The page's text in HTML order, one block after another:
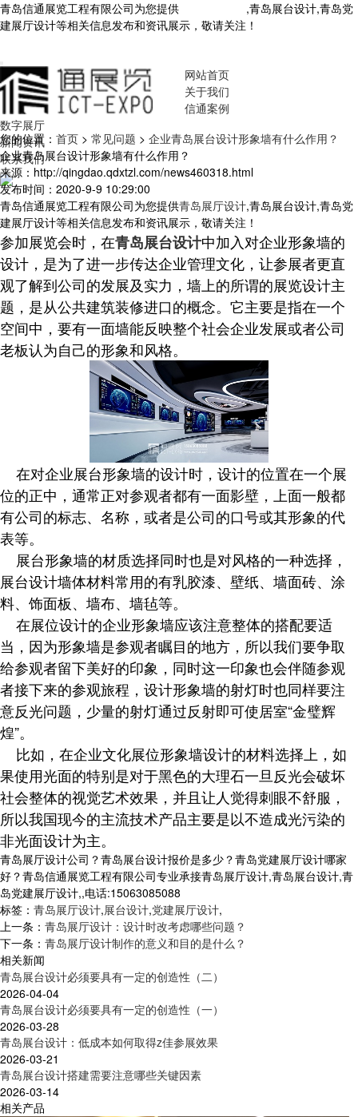
青岛信通展览工程有限公司为您提供
,青岛展台设计,青岛党
建展厅设计等相关信息发布和资讯展示，敬请关注！
网站首页
关于我们
信通案例
数字展厅
新闻资讯
联系我们
您的位置： 首页 > 常见问题 > 企业青岛展台设计形象墙有什么作用？
企业青岛展台设计形象墙有什么作用？
来源：http://qingdao.qdxtzl.com/news460318.html
发布时间：2020-9-9 10:29:00
青岛信通展览工程有限公司为您提供青岛展厅设计,青岛展台设计,青岛党
建展厅设计等相关信息发布和资讯展示，敬请关注！
参加展览会时，在青岛展台设计中加入对企业形象墙的
设计，是为了进一步传达企业管理文化，让参展者更直
观了解到公司的发展及实力，墙上的所谓的展览设计主
题，是从公共建筑装修进口的概念。它主要是指在一个
空间中，要有一面墙能反映整个社会企业发展或者公司
老板认为自己的形象和风格。
在对企业展台形象墙的设计时，设计的位置在一个展
位的正中，通常正对参观者都有一面影壁，上面一般都
有公司的标志、名称，或者是公司的口号或其形象的代
表等。
展台形象墙的材质选择同时也是对风格的一种选择，
展台设计墙体材料常用的有乳胶漆、壁纸、墙面砖、涂
料、饰面板、墙布、墙毡等。
在展位设计的企业形象墙应该注意整体的搭配要适
当，因为形象墙是参观者瞩目的地方，所以我们要争取
给参观者留下美好的印象，同时这一印象也会伴随参观
者接下来的参观旅程，设计形象墙的射灯时也同样要注
意反光问题，少量的射灯通过反射即可使居室“金璧辉
煌”。
比如，在企业文化展位形象墙设计的材料选择上，如
果使用光面的特别是对于黑色的大理石一旦反光会破坏
社会整体的视觉艺术效果，并且让人觉得刺眼不舒服，
所以我国现今的主流技术产品主要是以不造成光污染的
非光面设计为主。
青岛展厅设计公司？青岛展台设计报价是多少？青岛党建展厅设计哪家
好？青岛信通展览工程有限公司专业承接青岛展厅设计,青岛展台设计,青
岛党建展厅设计,,电话:15063085088
标签： 青岛展厅设计,展台设计,党建展厅设计,
上一条： 青岛展厅设计：设计时改考虑哪些问题？
下一条： 青岛展厅设计制作的意义和目的是什么？
相关新闻
青岛展台设计必须要具有一定的创造性（二）
2026-04-04
青岛展台设计必须要具有一定的创造性（一）
2026-03-28
青岛展台设计：低成本如何取得z佳参展效果
2026-03-21
青岛展台设计搭建需要注意哪些关键因素
2026-03-14
相关产品